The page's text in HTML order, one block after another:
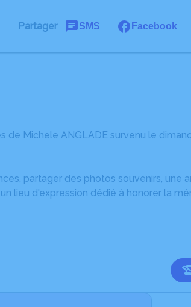
Partager SMS Facebook
de Michele ANGLADE survenu le
partager des photos souvenirs, une
lieu d'expression dédié à honorer la